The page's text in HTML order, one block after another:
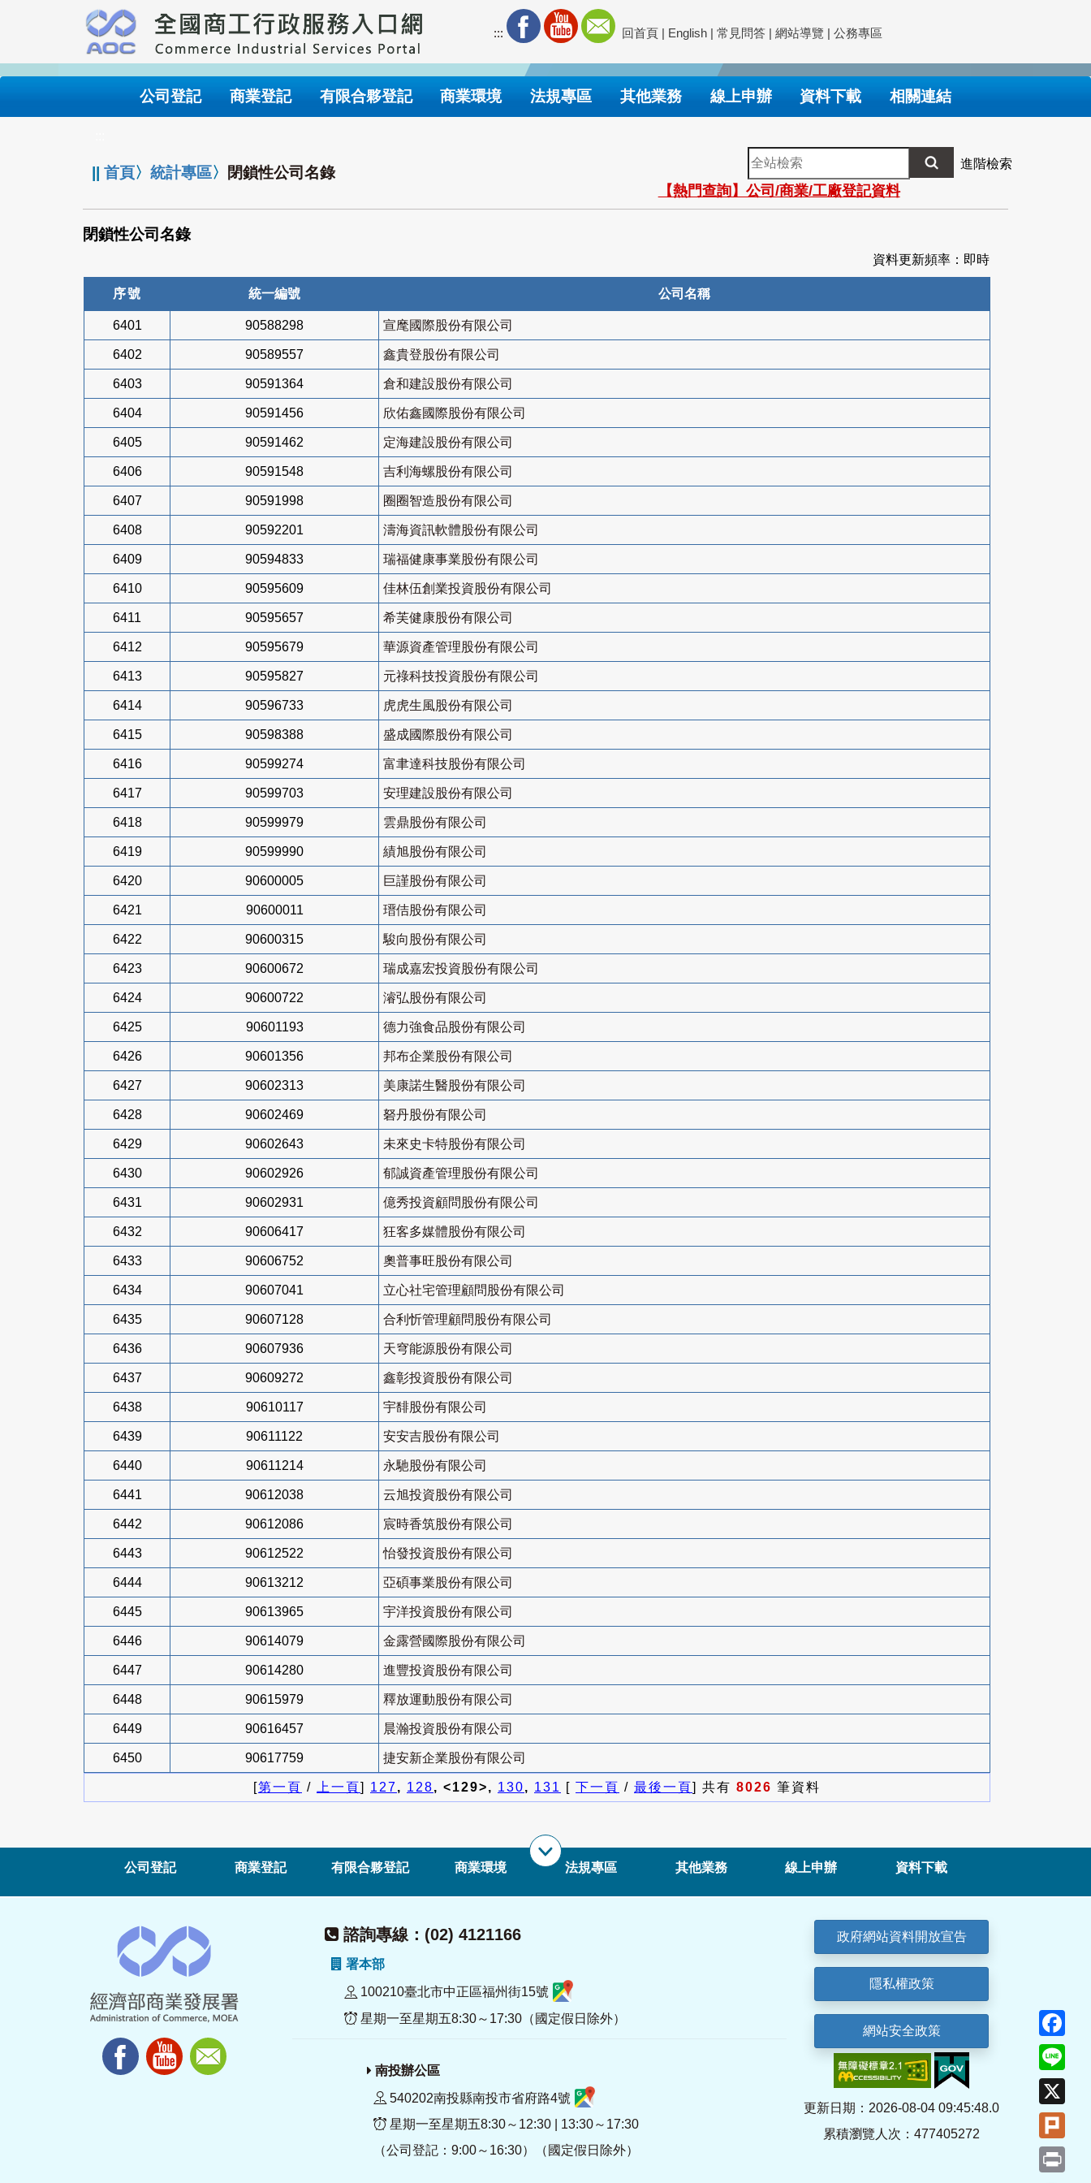
要
內
::: 回首頁 | English | 常見問答 | 網站導覽 | 公務專區
公司登記 商業登記 有限合夥登記 商業環境 法規專區 其他業務 線上申辦 資料下載 相關連結
||首頁〉統計專區〉 閉鎖性公司名錄
全
站
檢
索
進階檢索
【熱門查詢】公司/商業/工廠登記資料
閉鎖性公司名錄
資料更新頻率：即時
序號 統一編號 公司名稱
6401 90588298 宣麾國際股份有限公司
6402 90589557 鑫貴登股份有限公司
6403 90591364 倉和建設股份有限公司
6404 90591456 欣佑鑫國際股份有限公司
6405 90591462 定海建設股份有限公司
6406 90591548 吉利海螺股份有限公司
6407 90591998 圈圈智造股份有限公司
6408 90592201 濤海資訊軟體股份有限公司
6409 90594833 瑞福健康事業股份有限公司
6410 90595609 佳林伍創業投資股份有限公司
6411 90595657 希芙健康股份有限公司
6412 90595679 華源資產管理股份有限公司
6413 90595827 元祿科技投資股份有限公司
6414 90596733 虎虎生風股份有限公司
6415 90598388 盛成國際股份有限公司
6416 90599274 富聿達科技股份有限公司
6417 90599703 安理建設股份有限公司
6418 90599979 雲鼎股份有限公司
6419 90599990 績旭股份有限公司
6420 90600005 巨謹股份有限公司
6421 90600011 瑨佶股份有限公司
6422 90600315 駿向股份有限公司
6423 90600672 瑞成嘉宏投資股份有限公司
6424 90600722 濬弘股份有限公司
6425 90601193 德力強食品股份有限公司
6426 90601356 邦布企業股份有限公司
6427 90602313 美康諾生醫股份有限公司
6428 90602469 砮丹股份有限公司
6429 90602643 未來史卡特股份有限公司
6430 90602926 郁誠資產管理股份有限公司
6431 90602931 億秀投資顧問股份有限公司
6432 90606417 狂客多媒體股份有限公司
6433 90606752 奧普事旺股份有限公司
6434 90607041 立心社宅管理顧問股份有限公司
6435 90607128 合利忻管理顧問股份有限公司
6436 90607936 天穹能源股份有限公司
6437 90609272 鑫彰投資股份有限公司
6438 90610117 宇馡股份有限公司
6439 90611122 安安吉股份有限公司
6440 90611214 永馳股份有限公司
6441 90612038 云旭投資股份有限公司
6442 90612086 宸時香筑股份有限公司
6443 90612522 怡發投資股份有限公司
6444 90613212 亞碩事業股份有限公司
6445 90613965 宇洋投資股份有限公司
6446 90614079 金露營國際股份有限公司
6447 90614280 進豐投資股份有限公司
6448 90615979 釋放運動股份有限公司
6449 90616457 晨瀚投資股份有限公司
6450 90617759 捷安新企業股份有限公司
[第一頁 / 上一頁] 127, 128, <129>, 130, 131 [ 下一頁 / 最後一頁] 共有 8026 筆資料
公司登記 商業登記 有限合夥登記 商業環境 法規專區 其他業務 線上申辦 資料下載
諮詢專線：(02) 4121166
署本部
100210臺北市中正區福州街15號
星期一至星期五8:30～17:30（國定假日除外）
南投辦公區
540202南投縣南投市省府路4號
星期一至星期五8:30～12:30 | 13:30～17:30
（公司登記：9:00～16:30）（國定假日除外）
政府網站資料開放宣告
隱私權政策
網站安全政策
更新日期：2026-08-04 09:45:48.0
累積瀏覽人次：477405272